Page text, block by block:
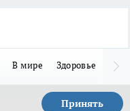
В мире Здоровье
Принять